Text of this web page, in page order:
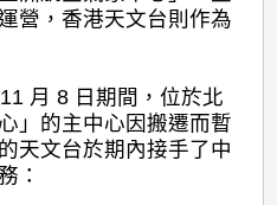
營，香港天文台則作為
月 8 日期間，位於北
」的主中心因搬遷而暫
天文台於期內接手了中
：